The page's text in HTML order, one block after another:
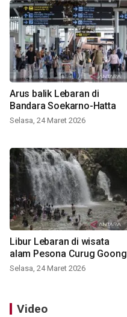
Arus balik Lebaran di
Bandara Soekarno-Hatta
Selasa, 24 Maret 2026
Libur Lebaran di wisata
alam Pesona Curug Goong
Selasa, 24 Maret 2026
Video